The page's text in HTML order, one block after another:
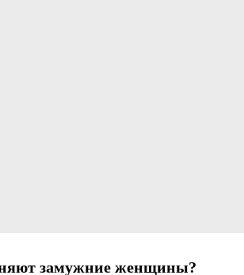
замужние женщины?